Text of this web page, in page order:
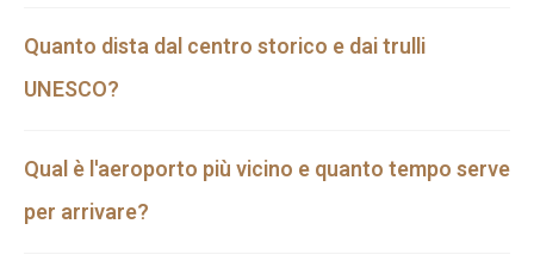
Quanto dista dal centro storico e dai trulli
UNESCO?
Qual è l'aeroporto più vicino e quanto tempo serve
per arrivare?